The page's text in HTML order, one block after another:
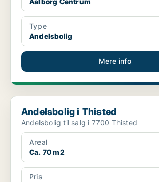
Type
Andelsbolig
Mere info
Andelsbolig i Thisted
Andelsbolig i Thisted
Andelsbolig til salg i 7700 Thisted
Areal
Ca. 70 m2
Pris